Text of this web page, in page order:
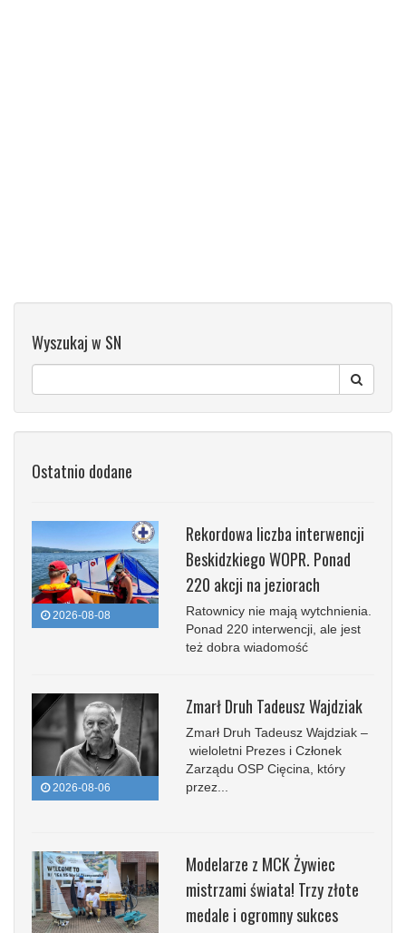
Wyszukaj w SN
Ostatnio dodane
2026-08-08
Rekordowa liczba interwencji
Beskidzkiego WOPR. Ponad
220 akcji na jeziorach
Ratownicy nie mają wytchnienia.
Ponad 220 interwencji, ale jest
też dobra wiadomość
2026-08-06
Zmarł Druh Tadeusz Wajdziak
Zmarł Druh Tadeusz Wajdziak –
wieloletni Prezes i Członek
Zarządu OSP Cięcina, który
przez...
Modelarze z MCK Żywiec
mistrzami świata! Trzy złote
medale i ogromny sukces